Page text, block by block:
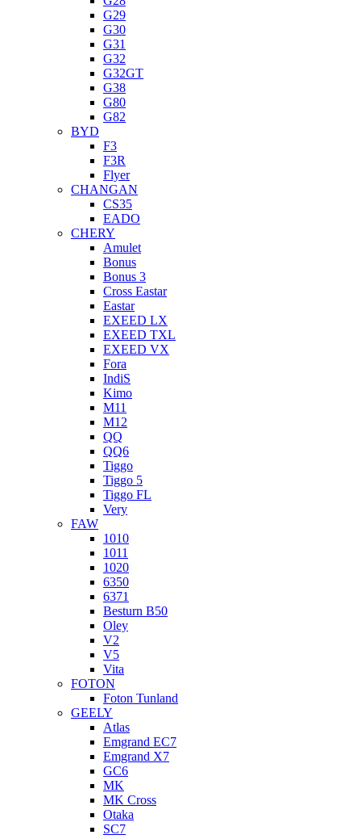
G29
G30
G31
G32
G32GT
G38
G80
G82
BYD
F3
F3R
Flyer
CHANGAN
CS35
EADO
CHERY
Amulet
Bonus
Bonus 3
Cross Eastar
Eastar
EXEED LX
EXEED TXL
EXEED VX
Fora
IndiS
Kimo
M11
M12
QQ
QQ6
Tiggo
Tiggo 5
Tiggo FL
Very
FAW
1010
1011
1020
6350
6371
Besturn B50
Oley
V2
V5
Vita
FOTON
Foton Tunland
GEELY
Atlas
Emgrand EC7
Emgrand X7
GC6
MK
MK Cross
Otaka
SC7